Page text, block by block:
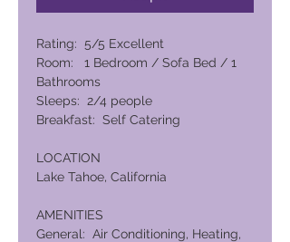
Rating: 5/5 Excellent
Room: 1 Bedroom / Sofa Bed / 1
Bathrooms
Sleeps: 2/4 people
Breakfast: Self Catering
LOCATION
Lake Tahoe, California
AMENITIES
General: Air Conditioning, Heating,